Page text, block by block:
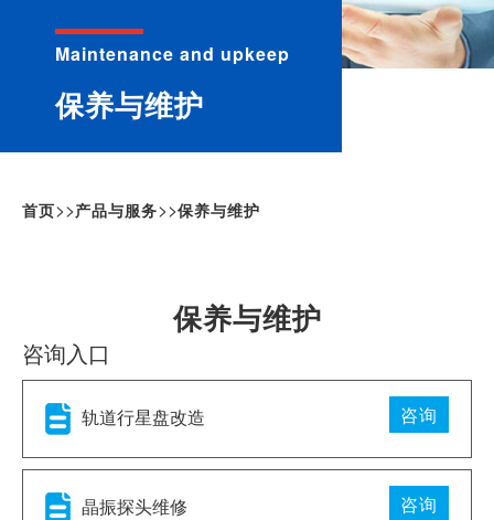
Maintenance and upkeep
保养与维护
首页>>产品与服务>>保养与维护
保养与维护
咨询入口
轨道行星盘改造 咨询
晶振探头维修 咨询